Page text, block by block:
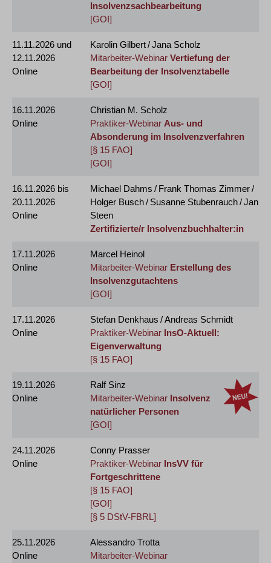
Insolvenzsachbearbeitung
[GOI]
11.11.2026 und
12.11.2026
Online
Karolin Gilbert / Jana Scholz
Mitarbeiter-Webinar Vertiefung der
Bearbeitung der Insolvenztabelle
[GOI]
16.11.2026
Online
Christian M. Scholz
Praktiker-Webinar Aus- und
Absonderung im Insolvenzverfahren
[§ 15 FAO]
[GOI]
16.11.2026 bis
20.11.2026
Online
Michael Dahms / Frank Thomas Zimmer /
Holger Busch / Susanne Stubenrauch / Jan
Steen
Zertifizierte/r Insolvenzbuchhalter:in
17.11.2026
Online
Marcel Heinol
Mitarbeiter-Webinar Erstellung des
Insolvenzgutachtens
[GOI]
17.11.2026
Online
Stefan Denkhaus / Andreas Schmidt
Praktiker-Webinar InsO-Aktuell:
Eigenverwaltung
[§ 15 FAO]
19.11.2026
Online
Ralf Sinz
Mitarbeiter-Webinar Insolvenz
natürlicher Personen
[GOI]
24.11.2026
Online
Conny Prasser
Praktiker-Webinar InsVV für
Fortgeschrittene
[§ 15 FAO]
[GOI]
[§ 5 DStV-FBRL]
25.11.2026
Online
Alessandro Trotta
Mitarbeiter-Webinar